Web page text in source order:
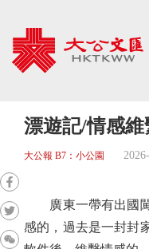
漂遊記/情感維
大公報 B7：小公園
廣東一帶有出國闖
感的，過去是一封封